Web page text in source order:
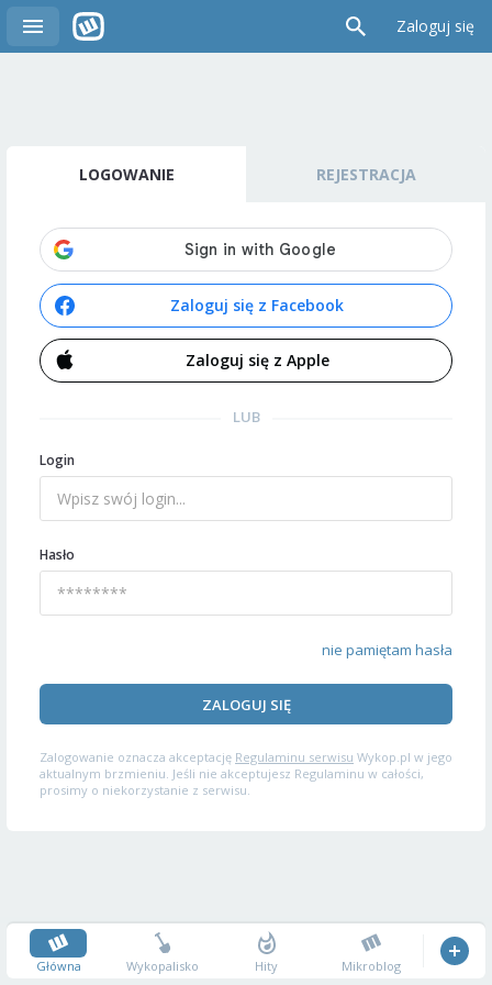
Zaloguj się
LOGOWANIE REJESTRACJA
Zaloguj się z Facebook
Zaloguj się z Apple
LUB
Login
Hasło
nie pamiętam hasła
ZALOGUJ SIĘ
Zalogowanie oznacza akceptację Regulaminu serwisu Wykop.pl w jego
aktualnym brzmieniu. Jeśli nie akceptujesz Regulaminu w całości,
prosimy o niekorzystanie z serwisu.
Główna Wykopalisko Hity Mikroblog